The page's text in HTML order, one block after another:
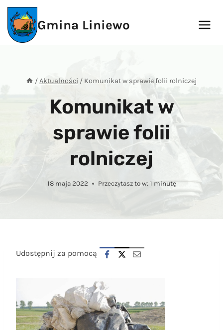
Przejdź
treści
Gmina Liniewo
/Aktualności / Komunikat w sprawie folii rolniczej
Komunikat w
sprawie folii
rolniczej
18 maja 2022 Przeczytasz to w:1 minutę
Udostępnij za pomocą